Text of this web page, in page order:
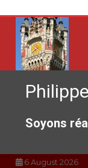
contenu
Soyons
6 August 2026